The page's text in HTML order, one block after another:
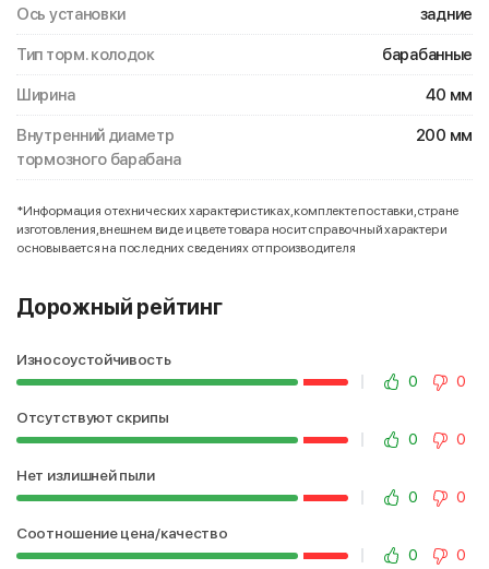
Ось установки задние
Тип торм. колодок барабанные
Ширина 40 мм
Внутренний диаметр
тормозного барабана
200 мм
*Информация о технических характеристиках, комплекте поставки, стране
изготовления, внешнем виде и цвете товара носит справочный характер и
основывается на последних сведениях от производителя
Дорожный рейтинг
Износоустойчивость
0
0
Отсутствуют скрипы
0
0
Нет излишней пыли
0
0
Соотношение цена/качество
0
0